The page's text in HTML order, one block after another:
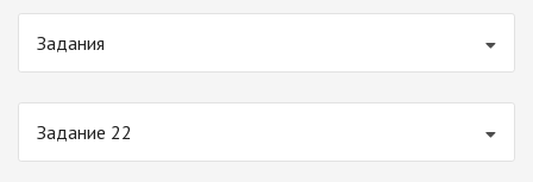
Задания
Задание 22